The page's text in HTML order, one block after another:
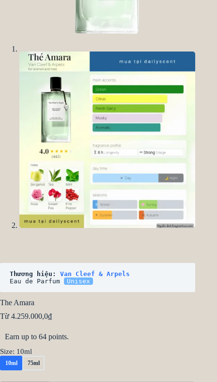
Thương hiệu: Van Cleef & Arpels
Eau de Parfum
Unisex
The Amara
Từ 4.259.000,0₫
Earn up to 64 points.
Size: 10ml
10ml 75ml